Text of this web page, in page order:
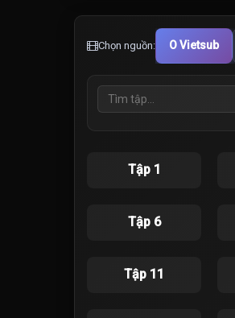
Chọn nguồn: O Vietsub
Tập 1
Tập 6
Tập 11